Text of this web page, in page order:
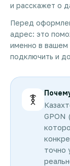
и расскажет о
Перед
адрес: это
именно в
подключить и
GPON
точно